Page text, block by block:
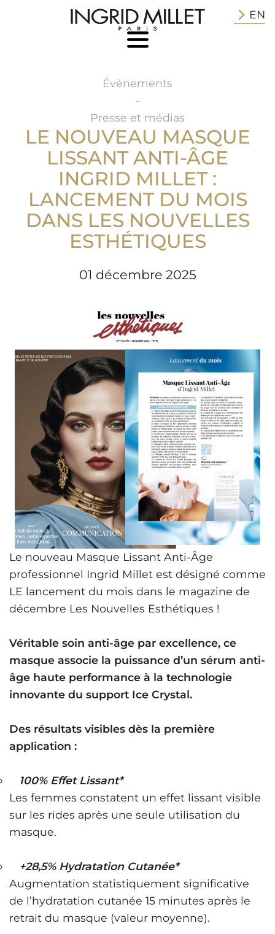
EN
Évènements
-
Presse et médias
LE NOUVEAU MASQUE
LISSANT ANTI-ÂGE
INGRID MILLET :
LANCEMENT DU MOIS
DANS LES NOUVELLES
ESTHÉTIQUES
01 décembre 2025
Le nouveau Masque Lissant Anti-Âge
professionnel Ingrid Millet est désigné comme
LE lancement du mois dans le magazine de
décembre Les Nouvelles Esthétiques !
Véritable soin anti-âge par excellence, ce
masque associe la puissance d’un sérum anti-
âge haute performance à la technologie
innovante du support Ice Crystal.
Des résultats visibles dès la première
application :
100% Effet Lissant*
Les femmes constatent un effet lissant visible
sur les rides après une seule utilisation du
masque.
+28,5% Hydratation Cutanée*
Augmentation statistiquement significative
de l’hydratation cutanée 15 minutes après le
retrait du masque (valeur moyenne).